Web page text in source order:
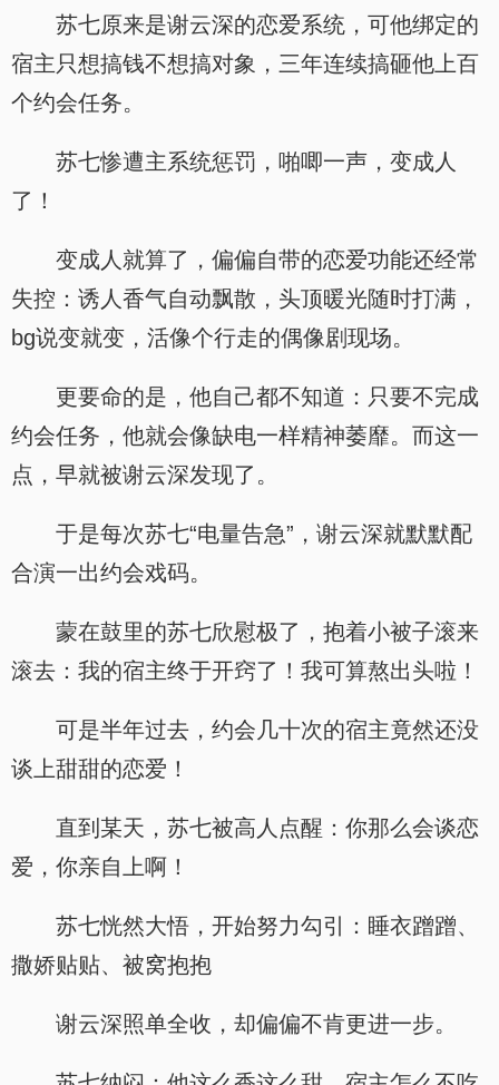
苏七原来是谢云深的恋爱系统，可他绑定的
宿主只想搞钱不想搞对象，三年连续搞砸他上百
个约会任务。
苏七惨遭主系统惩罚，啪唧一声，变成人
了！
变成人就算了，偏偏自带的恋爱功能还经常
失控：诱人香气自动飘散，头顶暖光随时打满，
bg说变就变，活像个行走的偶像剧现场。
更要命的是，他自己都不知道：只要不完成
约会任务，他就会像缺电一样精神萎靡。而这一
点，早就被谢云深发现了。
于是每次苏七“电量告急”，谢云深就默默配
合演一出约会戏码。
蒙在鼓里的苏七欣慰极了，抱着小被子滚来
滚去：我的宿主终于开窍了！我可算熬出头啦！
可是半年过去，约会几十次的宿主竟然还没
谈上甜甜的恋爱！
直到某天，苏七被高人点醒：你那么会谈恋
爱，你亲自上啊！
苏七恍然大悟，开始努力勾引：睡衣蹭蹭、
撒娇贴贴、被窝抱抱
谢云深照单全收，却偏偏不肯更进一步。